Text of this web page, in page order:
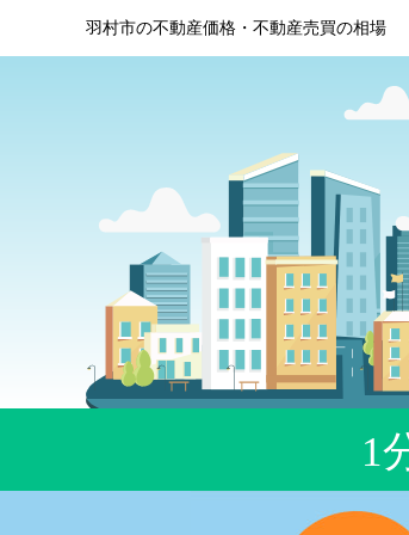
羽村市の不動産価格・不動産売買の相場
1